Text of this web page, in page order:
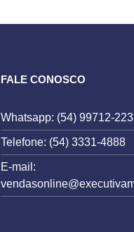
FALE CONOSCO
Whatsapp: (54) 99712-
Telefone: (54) 3331-4888
E-mail: